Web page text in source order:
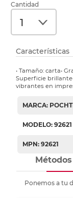
Cantidad
Características
• Tamaño: carta•
Superficie
vibrantes en
MARCA:
MODELO: 92621
MPN: 92621
Ponemos a tu